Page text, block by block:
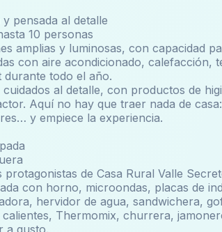
pensada al detalle
10 personas
amplias y luminosas, con capacidad
con aire acondicionado, calefacción,
todo el año.
al detalle, con productos de
Aquí no hay que traer nada de
y empiece la experiencia.
de Casa Rural Valle
con horno, microondas, placas de
hervidor de agua, sandwichera,
Thermomix, churrera,
a gusto.